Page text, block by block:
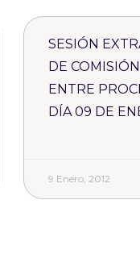
SESIÓN
DE
ENTRE
DÍA 09 DE
9 Enero, 2012